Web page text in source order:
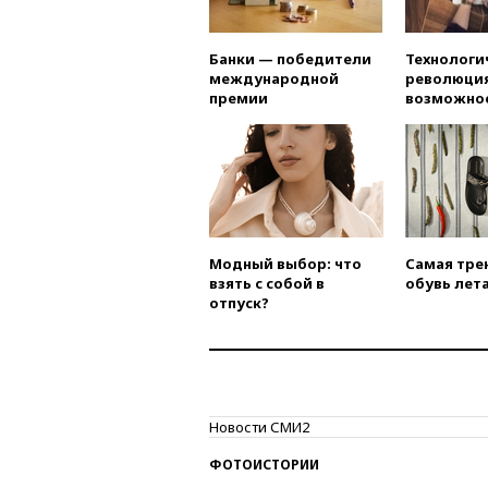
Банки — победители
международной
премии
Модный выбор: что
взять с собой в
отпуск?
Самая
обувь
Новости СМИ2
ФОТОИСТОРИИ